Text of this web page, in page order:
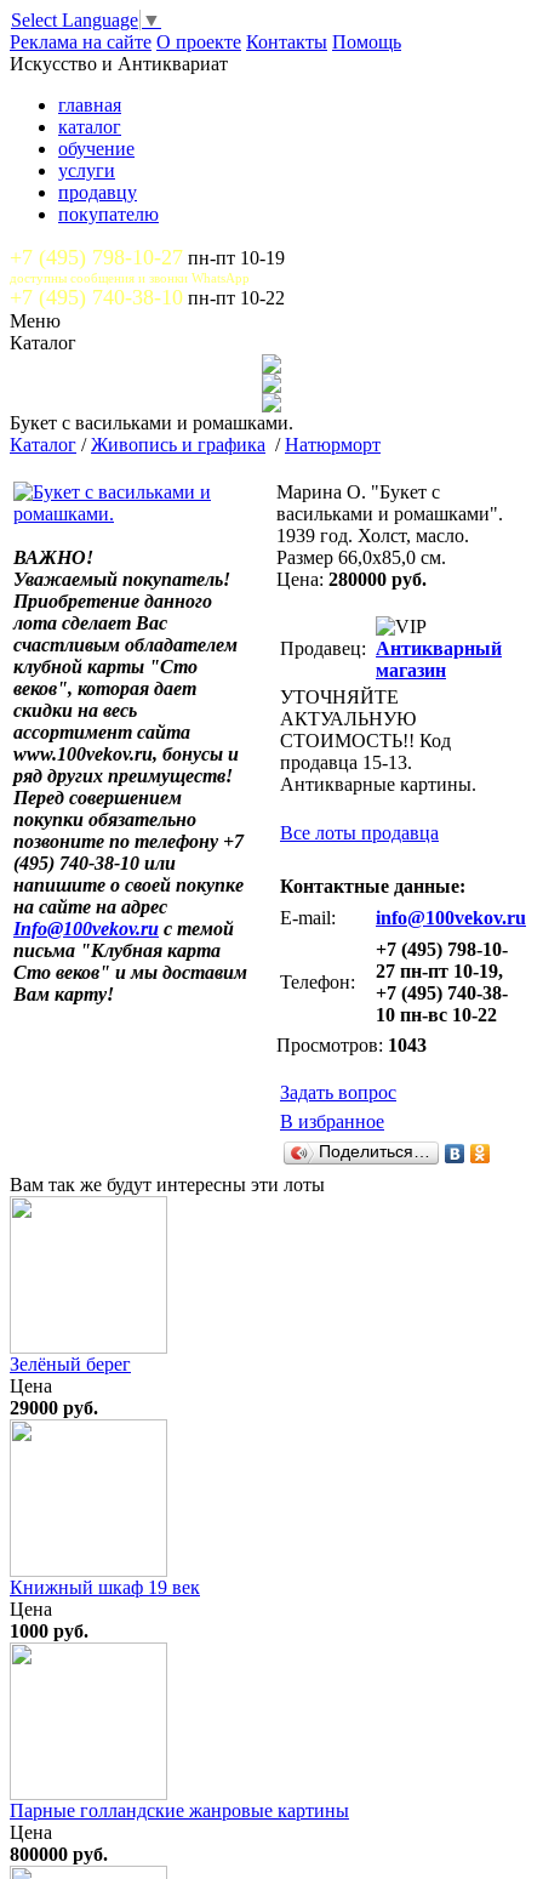
Select Language ▼
Реклама на сайте О проекте Контакты Помощь
Искусство и Антиквариат
главная
каталог
обучение
услуги
продавцу
покупателю
+7 (495) 798-10-27 пн-пт 10-19
доступны сообщения и звонки WhatsApp
+7 (495) 740-38-10 пн-пт 10-22
Меню
Каталог
Букет с васильками и ромашками.
Каталог /Живопись и графика /Натюрморт
ВАЖНО!
Уважаемый покупатель!
Приобретение данного
лота сделает Вас
счастливым обладателем
клубной карты "Сто
веков", которая дает
скидки на весь
ассортимент сайта
www.100vekov.ru, бонусы и
ряд других преимуществ!
Перед совершением
покупки обязательно
позвоните по телефону +7
(495) 740-38-10 или
напишите о своей покупке
на сайте на адрес
Info@100vekov.ru с темой
письма "Клубная карта
Сто веков" и мы доставим
Вам карту!
Марина О. "Букет с
васильками и ромашками".
1939 год. Холст, масло.
Размер 66,0х85,0 см.
Цена: 280000 руб.
Продавец: Антикварный
магазин
УТОЧНЯЙТЕ
АКТУАЛЬНУЮ
СТОИМОСТЬ!! Код
продавца 15-13.
Антикварные картины.
Все лоты продавца
Контактные данные:
E-mail:
info@100vekov.ru
Телефон:
+7 (495) 798-10-
27 пн-пт 10-19,
+7 (495) 740-38-
10 пн-вс 10-22
Просмотров: 1043
Задать вопрос
В избранное
Поделиться…
Вам так же будут интересны эти лоты
Зелёный берег
Цена
29000 руб.
Книжный шкаф 19 век
Цена
1000 руб.
Парные голландские жанровые картины
Цена
800000 руб.